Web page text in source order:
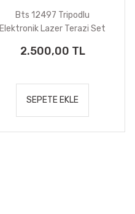
Bts 12497 Tripodlu
Elektronik Lazer Terazi Set
2.500,00 TL
SEPETE EKLE